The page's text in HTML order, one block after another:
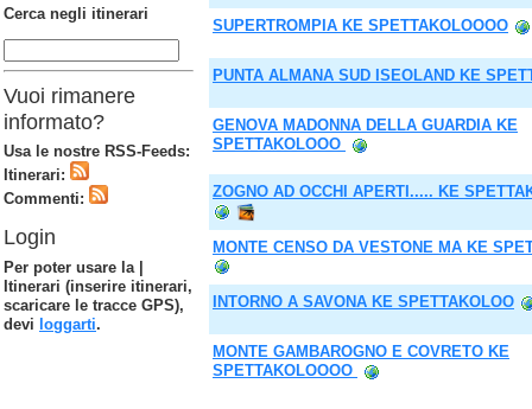
SUPERTROMPIA KE SPETTAKOLOOOO
PUNTA ALMANA SUD ISEOLAND KE
GENOVA MADONNA DELLA GUARDIA KE
SPETTAKOLOOO
ZOGNO AD OCCHI APERTI..... KE
MONTE CENSO DA VESTONE MA KE
INTORNO A SAVONA KE SPETTAKOLOO
MONTE GAMBAROGNO E COVRETO KE
SPETTAKOLOOOO
Cerca negli itinerari
Vuoi rimanere
informato?
Usa le nostre RSS-Feeds:
Itinerari:
Commenti:
Login
Per poter usare la |
Itinerari (inserire itinerari,
scaricare le tracce GPS),
devi loggarti.